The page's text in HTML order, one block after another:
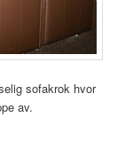
sofakrok hvor
av.